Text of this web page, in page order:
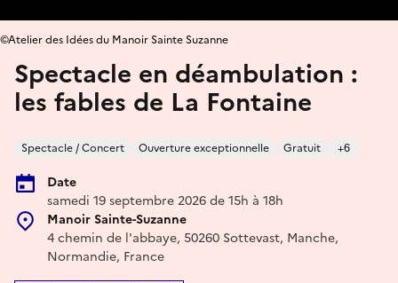
Spectacle en déambulation :
les fables de La Fontaine
Spectacle / Concert Ouverture exceptionnelle Gratuit +6
Date
samedi 19 septembre 2026 de 15h à 18h
Manoir Sainte-Suzanne
4 chemin de l'abbaye, 50260 Sottevast, Manche,
Normandie, France
©Atelier des Idées du Manoir Sainte Suzanne